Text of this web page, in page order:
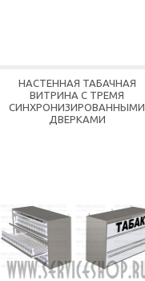
НАСТЕННАЯ ТАБАЧНАЯ
ВИТРИНА С ТРЕМЯ
СИНХРОНИЗИРОВАННЫМИ
ДВЕРКАМИ